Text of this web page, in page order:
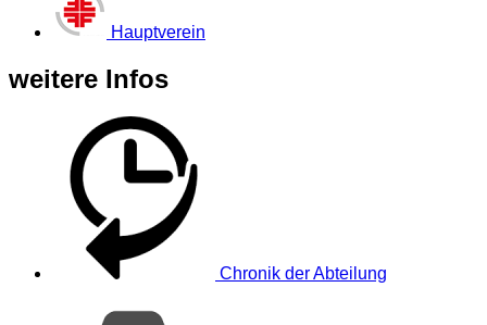
Hauptverein
weitere Infos
Chronik der Abteilung